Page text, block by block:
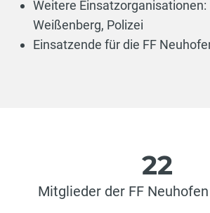
Weitere Einsatzorganisationen:
Weißenberg, Polizei
Einsatzende für die FF
22
Mitglieder der FF